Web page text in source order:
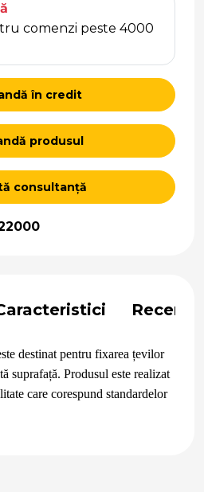
comenzi peste 4000
în credit
produsul
consultanță
destinat pentru fixarea țevilor
suprafață. Produsul este realizat
care corespund standardelor